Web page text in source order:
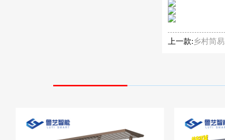
上一款:乡村简